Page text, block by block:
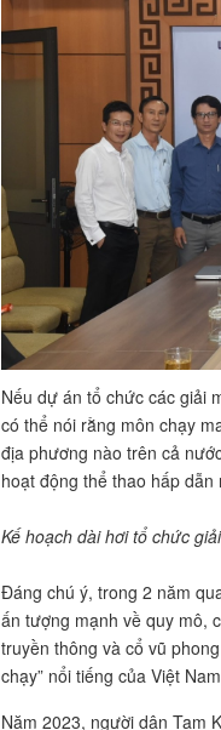
Nếu dự án tổ chức các giải
có thể nói rằng môn chạy
địa phương nào trên cả
hoạt động thể thao hấp dẫn
Kế hoạch dài hơi tổ chức
Đáng chú ý, trong 2 năm
ấn tượng mạnh về quy mô,
truyền thông và cổ vũ
chạy” nổi tiếng của Việt
Năm 2023, người dân Tam